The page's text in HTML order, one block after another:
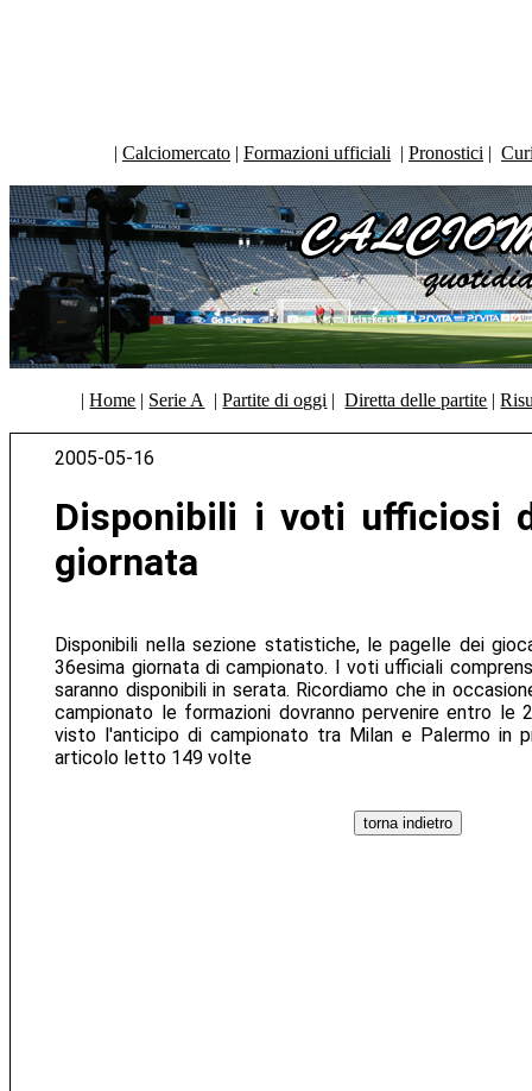
| Calciomercato | Formazioni ufficiali | Pronostici |
|Home | Serie A |Partite di oggi |Diretta delle partite |
2005-05-16
Disponibili i voti ufficiosi
giornata
Disponibili nella sezione statistiche, le pagelle dei
36esima giornata di campionato. I voti ufficiali
saranno disponibili in serata. Ricordiamo che in
campionato le formazioni dovranno pervenire entro le
visto l'anticipo di campionato tra Milan e Palermo in
articolo letto 149 volte